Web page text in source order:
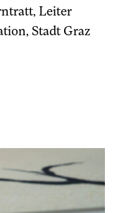
Leiter
Stadt Graz